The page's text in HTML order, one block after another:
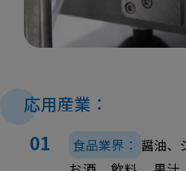
応用産業：
食品業界： 醤油、